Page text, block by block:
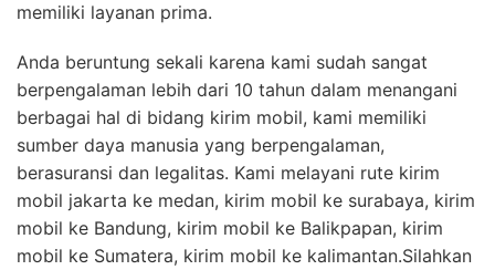
memiliki layanan prima.
Anda beruntung sekali karena kami sudah sangat
berpengalaman lebih dari 10 tahun dalam menangani
berbagai hal di bidang kirim mobil, kami memiliki
sumber daya manusia yang berpengalaman,
berasuransi dan legalitas. Kami melayani rute kirim
mobil jakarta ke medan, kirim mobil ke surabaya, kirim
mobil ke Bandung, kirim mobil ke Balikpapan, kirim
mobil ke Sumatera, kirim mobil ke kalimantan.Silahkan